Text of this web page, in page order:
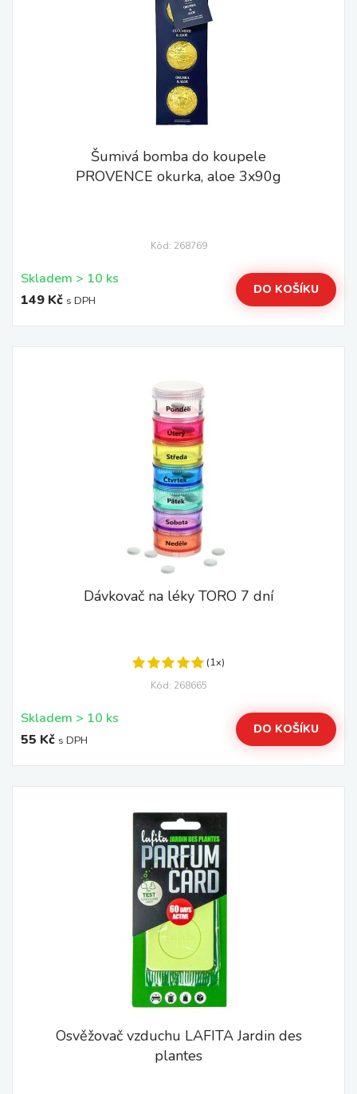
Šumivá bomba do koupele
PROVENCE okurka, aloe 3x90g
Kód: 268769
Skladem > 10 ks
149 Kč s DPH
DO KOŠÍKU
Dávkovač na léky TORO 7 dní
(1x)
Kód: 268665
Skladem > 10 ks
55 Kč s DPH
DO KOŠÍKU
Osvěžovač vzduchu LAFITA Jardin des
plantes